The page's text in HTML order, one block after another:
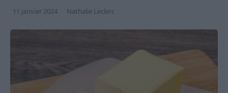
11 janvier 2024 Nathalie Leclerc